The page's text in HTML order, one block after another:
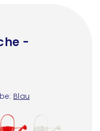
-
Blau